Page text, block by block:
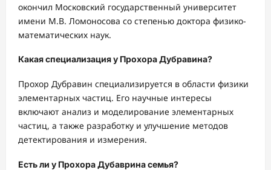
окончил Московский государственный университет
имени М.В. Ломоносова со степенью доктора физико-
математических наук.
Какая специализация у Прохора Дубравина?
Прохор Дубравин специализируется в области физики
элементарных частиц. Его научные интересы
включают анализ и моделирование элементарных
частиц, а также разработку и улучшение методов
детектирования и измерения.
Есть ли у Прохора Дубаврина семья?